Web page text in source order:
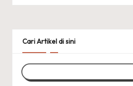
Cari Artikel di sini